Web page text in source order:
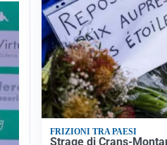
FRIZIONI TRA PAESI
Strage di Crans-